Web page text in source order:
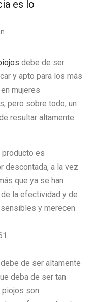
es lo
debe de ser
y apto para los más
mujeres
pero sobre todo, un
resultar altamente
producto es
descontada, a la vez
que ya se han
la efectividad y de
y merecen
de ser altamente
deba de ser tan
son